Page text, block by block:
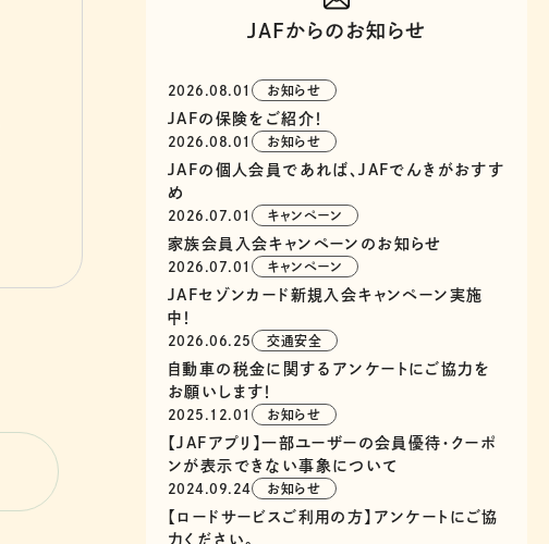
JAFからのお知らせ
2026.08.01 お知らせ
JAFの保険をご紹介！
2026.08.01 お知らせ
JAFの個人会員であれば、JAFでんきがおすす
め
2026.07.01 キャンペーン
家族会員入会キャンペーンのお知らせ
2026.07.01 キャンペーン
JAFセゾンカード新規入会キャンペーン実施
中！
2026.06.25 交通安全
自動車の税金に関するアンケートにご協力を
お願いします！
2025.12.01 お知らせ
【JAFアプリ】一部ユーザーの会員優待・クーポ
ンが表示できない事象について
2024.09.24 お知らせ
【ロードサービスご利用の方】アンケートにご協
力ください。